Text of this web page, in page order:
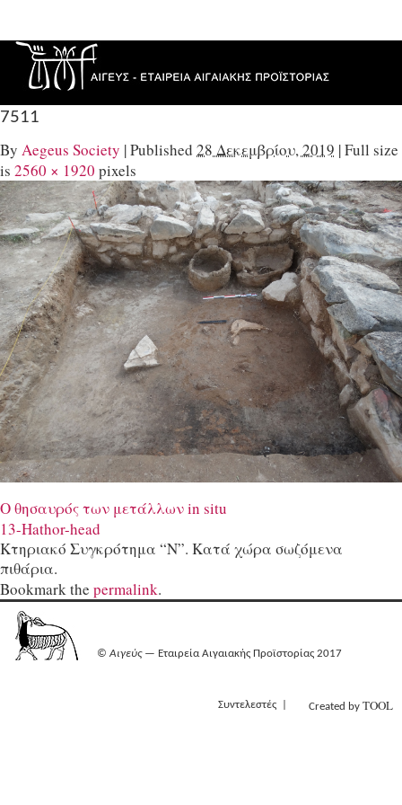
7511
By Aegeus Society |Published 28 Δεκεμβρίου, 2019 |Full size
is 2560 × 1920 pixels
Ο θησαυρός των μετάλλων in situ
13-Hathor-head
Κτηριακό Συγκρότημα “Ν”. Κατά χώρα σωζόμενα
πιθάρια.
Bookmark the permalink.
©Αιγεύς— Εταιρεία Αιγαιακής Προϊστορίας 2017
Συντελεστές Created by TOOL